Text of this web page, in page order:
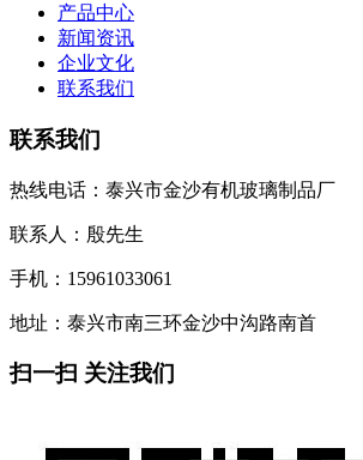
产品中心
新闻资讯
企业文化
联系我们
联系我们
热线电话：泰兴市金沙有机玻璃制品厂
联系人：殷先生
手机：15961033061
地址：泰兴市南三环金沙中沟路南首
扫一扫 关注我们